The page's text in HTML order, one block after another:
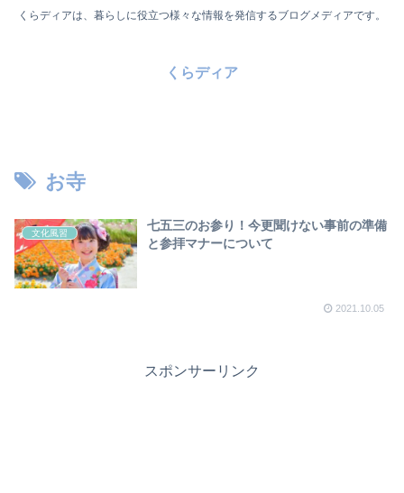
くらディアは、暮らしに役立つ様々な情報を発信するブログメディアです。
くらディア
お寺
文化風習
七五三のお参り！今更聞けない事前の準備
と参拝マナーについて
2021.10.05
スポンサーリンク